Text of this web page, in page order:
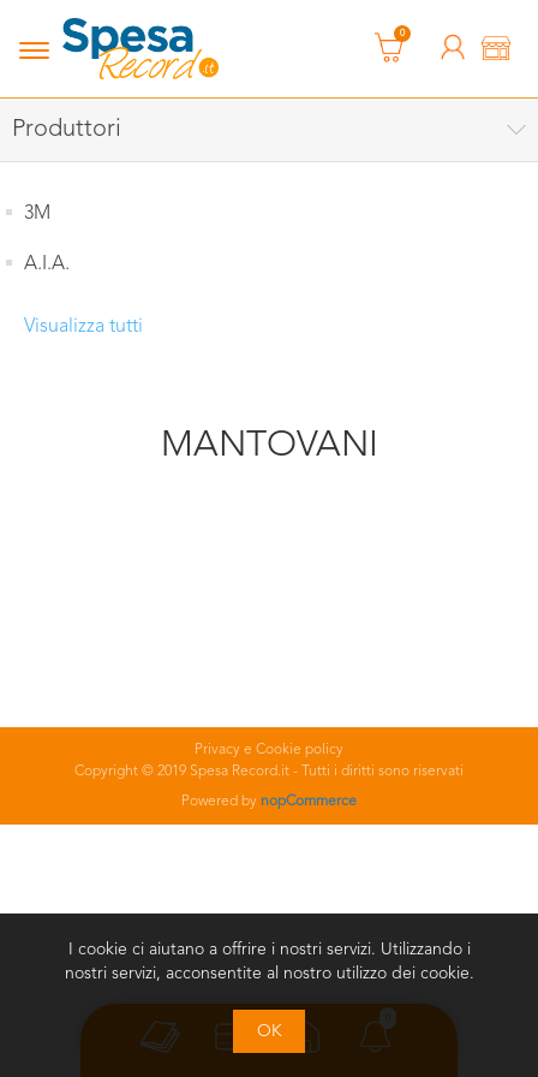
0
Produttori
3M
A.I.A.
Visualizza tutti
MANTOVANI
Privacy e Cookie policy
Copyright © 2019 Spesa Record.it - Tutti i diritti sono riservati
Powered by nopCommerce
I cookie ci aiutano a offrire i nostri servizi. Utilizzando i
nostri servizi, acconsentite al nostro utilizzo dei cookie.
OK